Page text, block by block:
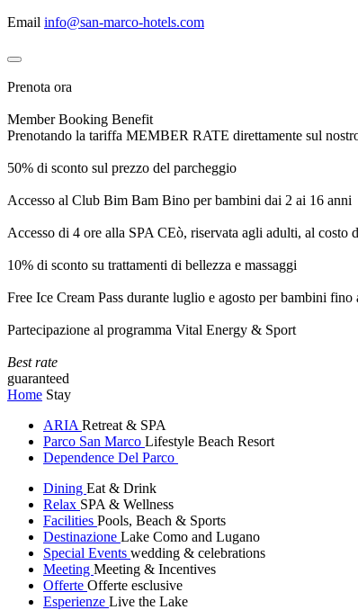
Email info@san-marco-hotels.com
Prenota ora
Member Booking Benefit
Prenotando la tariffa MEMBER RATE direttamente sul
50% di sconto sul prezzo del parcheggio
Accesso al Club Bim Bam Bino per bambini dai 2 ai 16 anni
Accesso di 4 ore alla SPA CEò, riservata agli adulti, al
10% di sconto su trattamenti di bellezza e massaggi
Free Ice Cream Pass durante luglio e agosto per bambini fino
Partecipazione al programma Vital Energy & Sport
Best rate
guaranteed
Home Stay
ARIA Retreat & SPA
Parco San Marco Lifestyle Beach Resort
Dependence Del Parco
Dining Eat & Drink
Relax SPA & Wellness
Facilities Pools, Beach & Sports
Destinazione Lake Como and Lugano
Special Events wedding & celebrations
Meeting Meeting & Incentives
Offerte Offerte esclusive
Esperienze Live the Lake